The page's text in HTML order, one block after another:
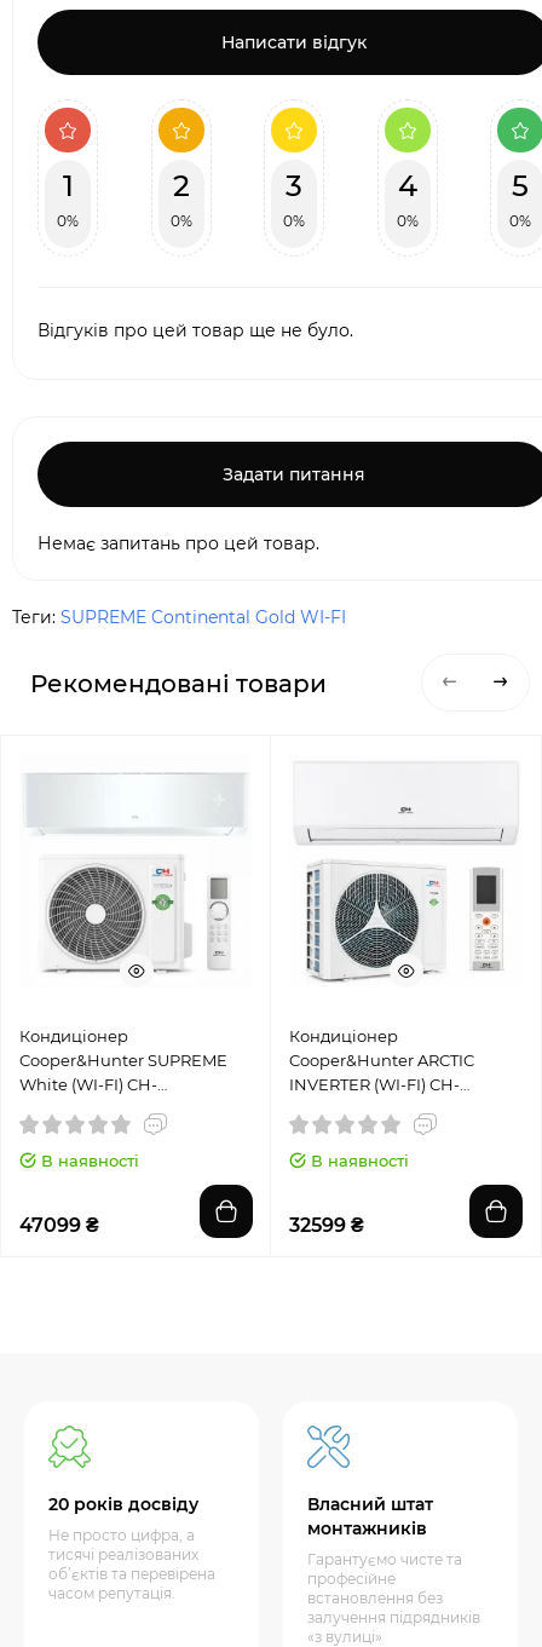
Написати відгук
1
0%
2
0%
3
0%
4
0%
5
0%
Відгуків про цей товар ще не було.
Задати питання
Немає запитань про цей товар.
Теги: SUPREME Continental Gold WI-FI
Рекомендовані товари
Кондиціонер
Cooper&Hunter SUPREME
White (WI-FI) CH-
В наявності
47099 ₴
Кондиціонер
Cooper&Hunter ARCTIC
INVERTER (WI-FI) CH-
В наявності
32599 ₴
20 років досвіду
Не просто цифра, а
тисячі реалізованих
об’єктів та перевірена
часом репутація.
Власний штат
монтажників
Гарантуємо чисте та
професійне
встановлення без
залучення підрядників
«з вулиці»